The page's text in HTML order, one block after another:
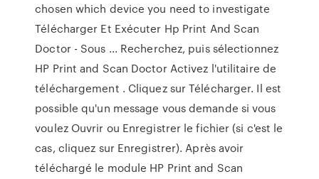
chosen which device you need to investigate
Télécharger Et Exécuter Hp Print And Scan
Doctor - Sous ... Recherchez, puis sélectionnez
HP Print and Scan Doctor Activez l'utilitaire de
téléchargement . Cliquez sur Télécharger. Il est
possible qu'un message vous demande si vous
voulez Ouvrir ou Enregistrer le fichier (si c'est le
cas, cliquez sur Enregistrer). Après avoir
téléchargé le module HP Print and Scan